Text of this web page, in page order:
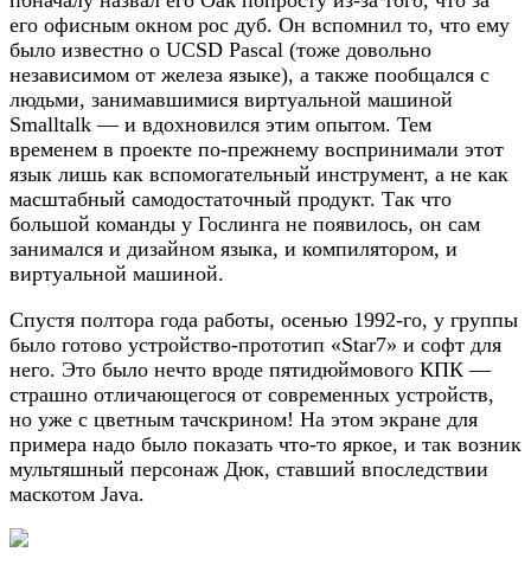
его офисным окном рос дуб. Он вспомнил то, что ему
было известно о UCSD Pascal (тоже довольно
независимом от железа языке), а также пообщался с
людьми, занимавшимися виртуальной машиной
Smalltalk — и вдохновился этим опытом. Тем
временем в проекте по-прежнему воспринимали этот
язык лишь как вспомогательный инструмент, а не как
масштабный самодостаточный продукт. Так что
большой команды у Гослинга не появилось, он сам
занимался и дизайном языка, и компилятором, и
виртуальной машиной.
Спустя полтора года работы, осенью 1992-го, у группы
было готово устройство-прототип «Star7» и софт для
него. Это было нечто вроде пятидюймового КПК —
страшно отличающегося от современных устройств,
но уже с цветным тачскрином! На этом экране для
примера надо было показать что-то яркое, и так возник
мультяшный персонаж Дюк, ставший впоследствии
маскотом Java.